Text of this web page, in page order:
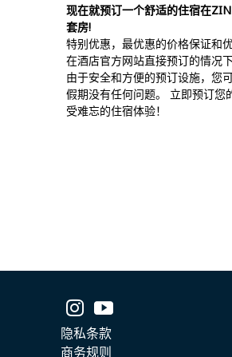
现在就预订一个舒适的住宿在
套房!
特别优惠，最优惠的价格保证和
在酒店官方网站直接预订的情况下
由于安全和方便的预订设施，您
假期没有任何问题。 立即预订您
受难忘的住宿体验！
隐私条款
商务规则